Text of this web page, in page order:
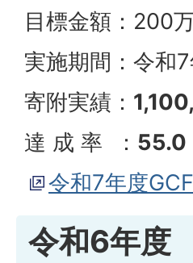
目標金額：200
実施期間：令和
寄附実績：
達 成 率 ： 55.0
令和7年度GCF
令和6年度